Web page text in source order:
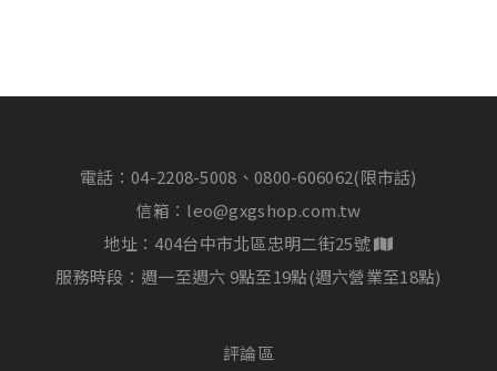
電話：04-2208-5008、0800-606062(限市話)
信箱： leo@gxgshop.com.tw
地址：404台中市北區忠明二街25號
服務時段：週一至週六 9點至19點(週六營業至18點)
評論區